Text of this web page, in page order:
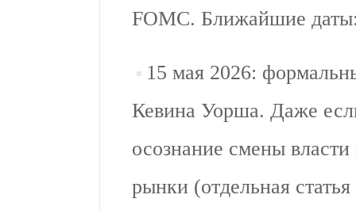
FOMC. Ближайшие
15 мая 2026:
Кевина Уорша. Даже
осознание смены
рынки (отдельная